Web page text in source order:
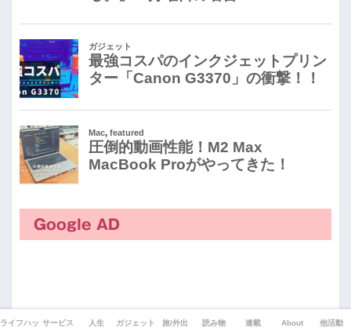
Google AD
ライフハックサービス 人生 ガジェット 旅/外出 読み物 連載 About 他活動